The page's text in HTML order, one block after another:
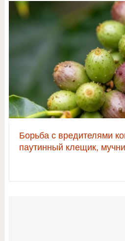
Борьба с вредителями
паутинный клещик,